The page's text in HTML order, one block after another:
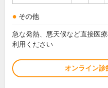
その他
急な発熱、悪天候など直接医
利用ください
オンライン診